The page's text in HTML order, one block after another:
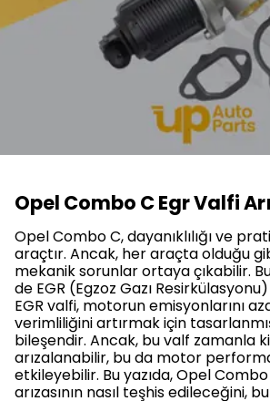
Opel Combo C Egr Valfi
Opel Combo C, dayanıklılığı ve
araçtır. Ancak, her araçta olduğu
mekanik sorunlar ortaya çıkabilir.
de EGR (Egzoz Gazı Resirkülasyonu)
EGR valfi, motorun emisyonlarını
verimliliğini artırmak için
bileşendir. Ancak, bu valf zamanla
arızalanabilir, bu da motor
etkileyebilir. Bu yazıda, Opel Combo
arızasının nasıl teşhis edileceğini,